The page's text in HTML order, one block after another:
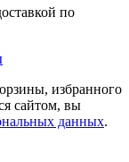
по
избранного
сайтом, вы
данных.